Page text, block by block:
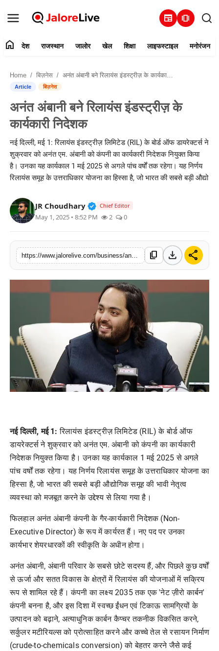
newspaper amp_stories
संपर्क करें
देश
जालोर
खेल
शिक्षा
मनोरंजन
तकनीक
बिज़नेस
home देश राजस्थान जालोर खेल शिक्षा लाइफस्टाइल मनोरंजन
Home बिज़नेस अनंत अंबानी बने रिलायंस इंडस्ट्रीज़ के कार्यकारी निदेशक
Article बिज़नेस
अनंत अंबानी बने रिलायंस इंडस्ट्रीज़ के
कार्यकारी निदेशक
नई दिल्ली, मई 1: रिलायंस इंडस्ट्रीज़ लिमिटेड (RIL) के बोर्ड ऑफ डायरेक्टर्स ने
शुक्रवार को अनंत एम. अंबानी को कंपनी का कार्यकारी निदेशक नियुक्त किया
है। उनका यह कार्यकाल 1 मई 2025 से अगले पांच वर्षों तक रहेगा। यह निर्णय
रिलायंस समूह के उत्तराधिकार योजना का हिस्सा है, जो भारत की सबसे बड़ी औद्यो
JR Choudhary Verified Public Figure • 30 Mar,
Chief Editor
May 1, 2025 • 8:52 PM 2 0
content_copy download share
नई दिल्ली, मई 1:रिलायंस इंडस्ट्रीज़ लिमिटेड (RIL) के बोर्ड ऑफ
डायरेक्टर्स ने शुक्रवार को अनंत एम. अंबानी को कंपनी का कार्यकारी
निदेशक नियुक्त किया है। उनका यह कार्यकाल 1 मई 2025 से अगले
पांच वर्षों तक रहेगा। यह निर्णय रिलायंस समूह के उत्तराधिकार योजना का
हिस्सा है, जो भारत की सबसे बड़ी औद्योगिक समूह की भावी नेतृत्व
व्यवस्था को मजबूत करने के उद्देश्य से लिया गया है।
फिलहाल अनंत अंबानी कंपनी के गैर-कार्यकारी निदेशक (Non-
Executive Director) के रूप में कार्यरत हैं। नए पद पर उनका
कार्यभार शेयरधारकों की स्वीकृति के अधीन होगा।
अनंत अंबानी, अंबानी परिवार के सबसे छोटे सदस्य हैं, और पिछले कुछ वर्षों
से ऊर्जा और सतत विकास के क्षेत्रों में रिलायंस की योजनाओं में सक्रिय
रूप से शामिल रहे हैं। कंपनी का लक्ष्य 2035 तक एक 'नेट ज़ीरो कार्बन'
कंपनी बनना है, और इस दिशा में स्वच्छ ईंधन एवं टिकाऊ सामग्रियों के
उत्पादन को बढ़ाने, अत्याधुनिक कार्बन कैप्चर तकनीक विकसित करने,
सर्कुलर मटीरियल्स को प्रोत्साहित करने और कच्चे तेल से रसायन निर्माण
(crude-to-chemicals conversion) को बेहतर करने जैसे कई